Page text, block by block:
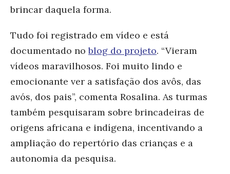
brincar daquela forma.
Tudo foi registrado em vídeo e está
documentado noblog do projeto. “Vieram
vídeos maravilhosos. Foi muito lindo e
emocionante ver a satisfação dos avôs, das
avós, dos pais”, comenta Rosalina. As turmas
também pesquisaram sobre brincadeiras de
origens africana e indígena, incentivando a
ampliação do repertório das crianças e a
autonomia da pesquisa.